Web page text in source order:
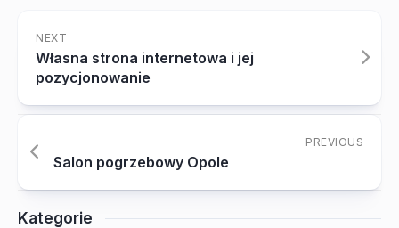
NEXT
Własna strona internetowa i jej
pozycjonowanie
PREVIOUS
Salon pogrzebowy Opole
Kategorie